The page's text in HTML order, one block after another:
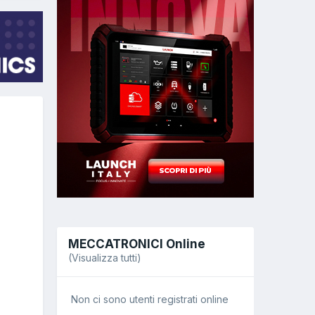
MECCATRONICI Online
(Visualizza tutti)
Non ci sono utenti registrati online